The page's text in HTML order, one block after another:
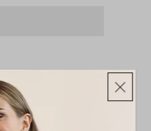
ZUM VERSAND
werden werden in der